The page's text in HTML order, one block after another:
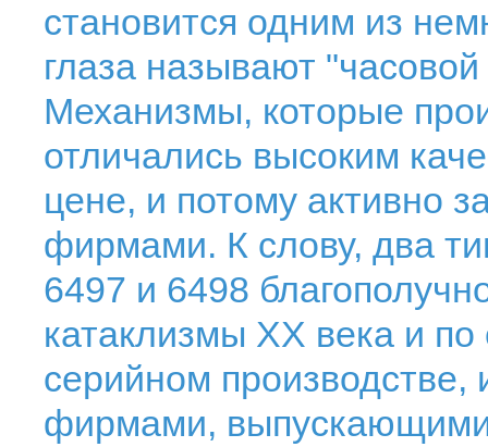
становится одним из
глаза называют
Механизмы, которые
отличались высоким
цене, и потому активно
фирмами. К слову, два
6497 и 6498
катаклизмы ХХ века и по
серийном производстве,
фирмами,